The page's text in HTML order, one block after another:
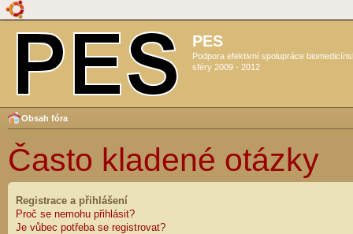
PES
Podpora efektivní spolupráce
sféry 2009 - 2012
Obsah fóra
Často kladené otázky
Registrace a přihlášení
Proč se nemohu přihlásit?
Je vůbec potřeba se registrovat?